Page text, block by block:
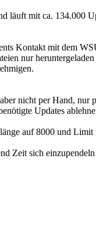
läuft mit ca. 134.000
Kontakt mit dem
nur
nicht per Hand, nur
Updates
auf 8000 und
Zeit sich